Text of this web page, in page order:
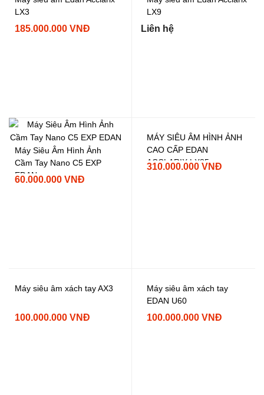
LX3
185.000.000 VNĐ
LX9
Liên hệ
Máy Siêu Âm Hình Ảnh
Cầm Tay Nano C5 EXP
EDAN
60.000.000 VNĐ
MÁY SIÊU ÂM HÌNH ẢNH
Máy siêu âm xách tay AX3
100.000.000 VNĐ
Máy siêu âm xách tay
EDAN U60
100.000.000 VNĐ